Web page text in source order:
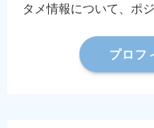
タメ情報について、ポ
プロフ